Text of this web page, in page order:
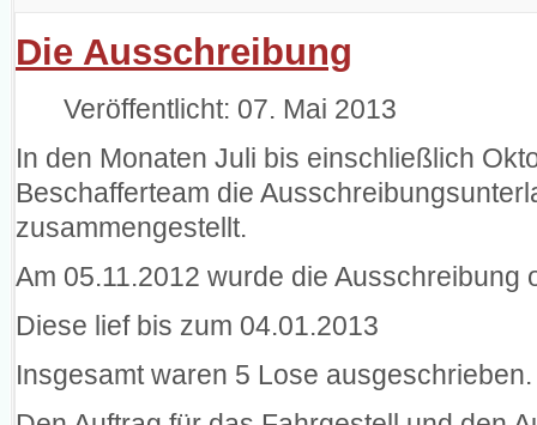
Die Ausschreibung
Veröffentlicht: 07. Mai 2013
In den Monaten Juli bis einschließlich
Beschafferteam die
zusammengestellt.
Am 05.11.2012 wurde die Ausschreibung
Diese lief bis zum 04.01.2013
Insgesamt waren 5 Lose ausgeschrieben.